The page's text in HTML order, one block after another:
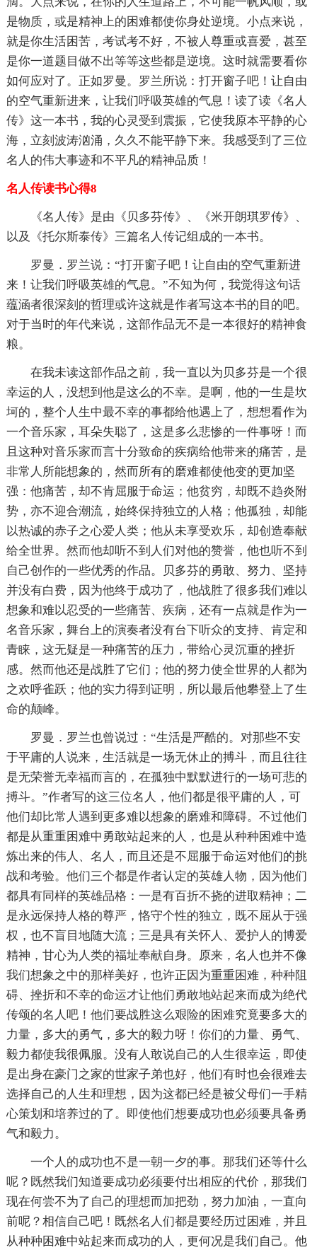
是物质，或是精神上的困难都使你身处逆境。小点来说，
就是你生活困苦，考试考不好，不被人尊重或喜爱，甚至
是你一道题目做不出等等这些都是逆境。这时就需要看你
如何应对了。正如罗曼。罗兰所说：打开窗子吧！让自由
的空气重新进来，让我们呼吸英雄的气息！读了读《名人
传》这一本书，我的心灵受到震振，它使我原本平静的心
海，立刻波涛汹涌，久久不能平静下来。我感受到了三位
名人的伟大事迹和不平凡的精神品质！
名人传读书心得8
《名人传》是由《贝多芬传》、《米开朗琪罗传》、
以及《托尔斯泰传》三篇名人传记组成的一本书。
罗曼．罗兰说：“打开窗子吧！让自由的空气重新进
来！让我们呼吸英雄的气息。”不知为何，我觉得这句话
蕴涵者很深刻的哲理或许这就是作者写这本书的目的吧。
对于当时的年代来说，这部作品无不是一本很好的精神食
粮。
在我未读这部作品之前，我一直以为贝多芬是一个很
幸运的人，没想到他是这么的不幸。是啊，他的一生是坎
坷的，整个人生中最不幸的事都给他遇上了，想想看作为
一个音乐家，耳朵失聪了，这是多么悲惨的一件事呀！而
且这种对音乐家而言十分致命的疾病给他带来的痛苦，是
非常人所能想象的，然而所有的磨难都使他变的更加坚
强：他痛苦，却不肯屈服于命运；他贫穷，却既不趋炎附
势，亦不迎合潮流，始终保持独立的人格；他孤独，却能
以热诚的赤子之心爱人类；他从未享受欢乐，却创造奉献
给全世界。然而他却听不到人们对他的赞誉，他也听不到
自己创作的一些优秀的作品。贝多芬的勇敢、努力、坚持
并没有白费，因为他终于成功了，他战胜了很多我们难以
想象和难以忍受的一些痛苦、疾病，还有一点就是作为一
名音乐家，舞台上的演奏者没有台下听众的支持、肯定和
青睐，这无疑是一种痛苦的压力，带给心灵沉重的挫折
感。然而他还是战胜了它们；他的努力使全世界的人都为
之欢呼雀跃；他的实力得到证明，所以最后他攀登上了生
命的颠峰。
罗曼．罗兰也曾说过：“生活是严酷的。对那些不安
于平庸的人说来，生活就是一场无休止的搏斗，而且往往
是无荣誉无幸福而言的，在孤独中默默进行的一场可悲的
搏斗。”作者写的这三位名人，他们都是很平庸的人，可
他们却比常人遇到更多难以想象的磨难和障碍。不过他们
都是从重重困难中勇敢站起来的人，也是从种种困难中造
炼出来的伟人、名人，而且还是不屈服于命运对他们的挑
战和考验。他们三个都是作者认定的英雄人物，因为他们
都具有同样的英雄品格：一是有百折不挠的进取精神；二
是永远保持人格的尊严，恪守个性的独立，既不屈从于强
权，也不盲目地随大流；三是具有关怀人、爱护人的博爱
精神，甘心为人类的福址奉献自身。原来，名人也并不像
我们想象之中的那样美好，也许正因为重重困难，种种阻
碍、挫折和不幸的命运才让他们勇敢地站起来而成为绝代
传颂的名人吧！他们要战胜这么艰险的困难究竟要多大的
力量，多大的勇气，多大的毅力呀！你们的力量、勇气、
毅力都使我很佩服。没有人敢说自己的人生很幸运，即使
是出身在豪门之家的世家子弟也好，他们有时也会很难去
选择自己的人生和理想，因为这都已经是被父母们一手精
心策划和培养过的了。即使他们想要成功也必须要具备勇
气和毅力。
一个人的成功也不是一朝一夕的事。那我们还等什么
呢？既然我们知道要成功必须要付出相应的代价，那我们
现在何尝不为了自己的理想而加把劲，努力加油，一直向
前呢？相信自己吧！既然名人们都是要经历过困难，并且
从种种困难中站起来而成功的人，更何况是我们自己。他